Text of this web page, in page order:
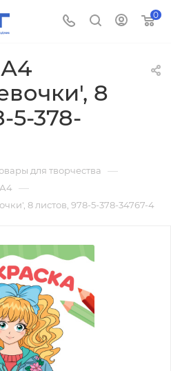
0
8
5-378-
для творчества —
—
8 листов, 978-5-378-34767-4